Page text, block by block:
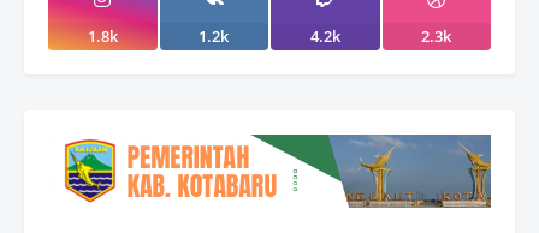
1.8k 1.2k 4.2k 2.3k